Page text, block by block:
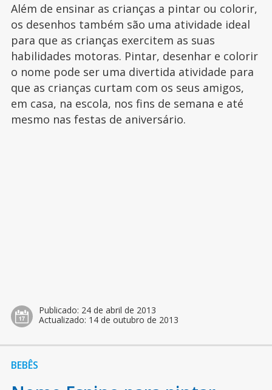
Além de ensinar as crianças a pintar ou colorir,
os desenhos também são uma atividade ideal
para que as crianças exercitem as suas
habilidades motoras. Pintar, desenhar e colorir
o nome pode ser uma divertida atividade para
que as crianças curtam com os seus amigos,
em casa, na escola, nos fins de semana e até
mesmo nas festas de aniversário.
Publicado: 24 de abril de 2013
Actualizado: 14 de outubro de 2013
BEBÊS